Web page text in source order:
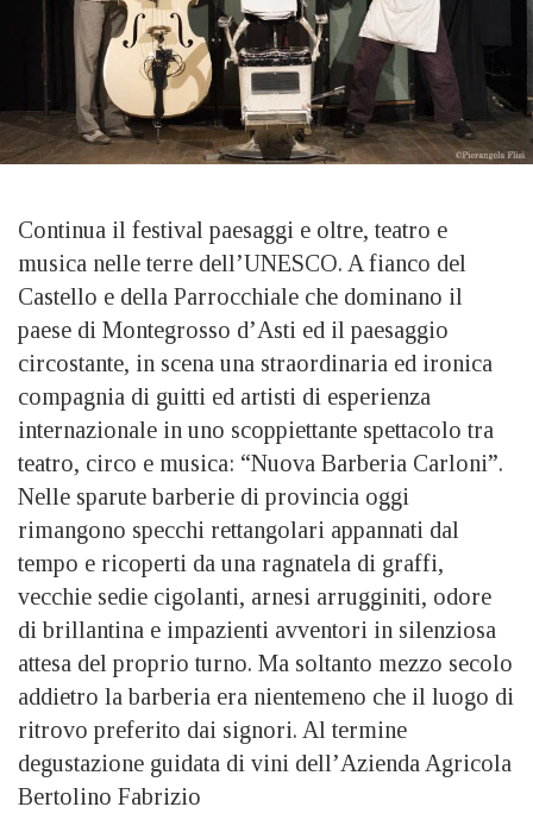
Continua il festival paesaggi e oltre, teatro e
musica nelle terre dell’UNESCO. A fianco del
Castello e della Parrocchiale che dominano il
paese di Montegrosso d’Asti ed il paesaggio
circostante, in scena una straordinaria ed ironica
compagnia di guitti ed artisti di esperienza
internazionale in uno scoppiettante spettacolo tra
teatro, circo e musica: “Nuova Barberia Carloni”.
Nelle sparute barberie di provincia oggi
rimangono specchi rettangolari appannati dal
tempo e ricoperti da una ragnatela di graffi,
vecchie sedie cigolanti, arnesi arrugginiti, odore
di brillantina e impazienti avventori in silenziosa
attesa del proprio turno. Ma soltanto mezzo secolo
addietro la barberia era nientemeno che il luogo di
ritrovo preferito dai signori. Al termine
degustazione guidata di vini dell’Azienda Agricola
Bertolino Fabrizio